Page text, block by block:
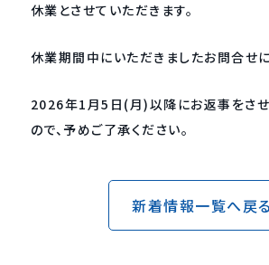
休業とさせていただきます。
休業期間中にいただきましたお問合せに
2026年1月5日(月)以降にお返事をさせ
ので、予めご了承ください。
新着情報一覧へ戻る